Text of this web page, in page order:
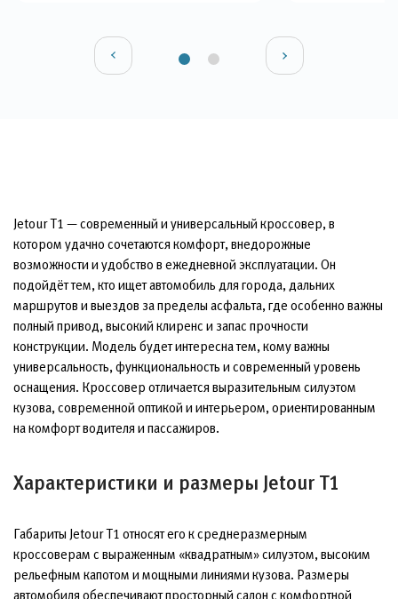
Jetour T1 — современный и универсальный кроссовер, в
котором удачно сочетаются комфорт, внедорожные
возможности и удобство в ежедневной эксплуатации. Он
подойдёт тем, кто ищет автомобиль для города, дальних
маршрутов и выездов за пределы асфальта, где особенно важны
полный привод, высокий клиренс и запас прочности
конструкции. Модель будет интересна тем, кому важны
универсальность, функциональность и современный уровень
оснащения. Кроссовер отличается выразительным силуэтом
кузова, современной оптикой и интерьером, ориентированным
на комфорт водителя и пассажиров.
Характеристики и размеры Jetour T1
Габариты Jetour T1 относят его к среднеразмерным
кроссоверам с выраженным «квадратным» силуэтом, высоким
рельефным капотом и мощными линиями кузова. Размеры
автомобиля обеспечивают просторный салон с комфортной